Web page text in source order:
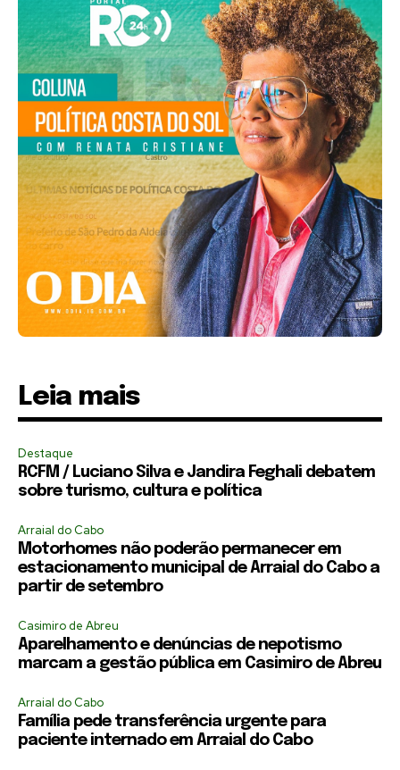
Leia mais
Destaque
RCFM / Luciano Silva e Jandira Feghali debatem
sobre turismo, cultura e política
Arraial do Cabo
Motorhomes não poderão permanecer em
estacionamento municipal de Arraial do Cabo a
partir de setembro
Casimiro de Abreu
Aparelhamento e denúncias de nepotismo
marcam a gestão pública em Casimiro de Abreu
Arraial do Cabo
Família pede transferência urgente para
paciente internado em Arraial do Cabo